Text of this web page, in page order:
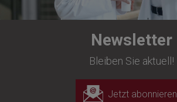
Newsletter
Bleiben Sie aktuell!
Jetzt abonnieren